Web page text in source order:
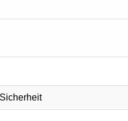
Sicherheit